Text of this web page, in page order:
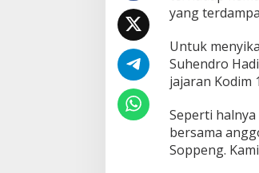
yang
Untuk
Suhendro
jajaran Kodim
Seperti
bersama
Soppeng.